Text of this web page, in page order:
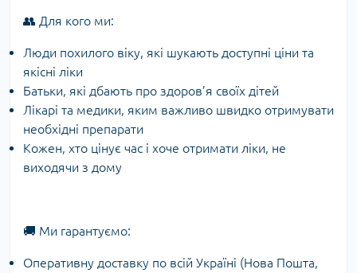
👥 Для кого ми:
Люди похилого віку, які шукають доступні ціни та
якісні ліки
Батьки, які дбають про здоров’я своїх дітей
Лікарі та медики, яким важливо швидко отримувати
необхідні препарати
Кожен, хто цінує час і хоче отримати ліки, не
виходячи з дому
🚚 Ми гарантуємо:
Оперативну доставку по всій Україні (Нова Пошта,